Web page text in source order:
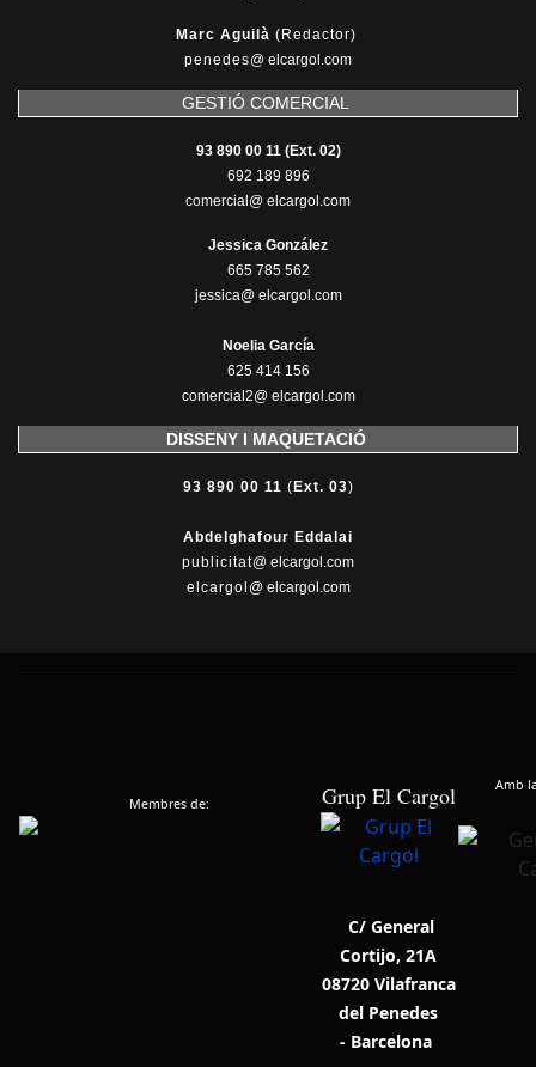
Marc Aguilà (Redactor)
penedes@ elcargol.com
GESTIÓ COMERCIAL
93 890 00 11 (Ext. 02)
692 189 896
comercial@ elcargol.com
Jessica González
665 785 562
jessica@ elcargol.com
Noelia García
625 414 156
comercial2@ elcargol.com
DISSENY I MAQUETACIÓ
93 890 00 11 ( Ext. 03)
Abdelghafour Eddalai
publicitat@ elcargol.com
elcargol @ elcargol.com
Membres de: Grup El Cargol Amb
C/ General
Cortijo, 21A
08720 Vilafranca
del Penedes
- Barcelona